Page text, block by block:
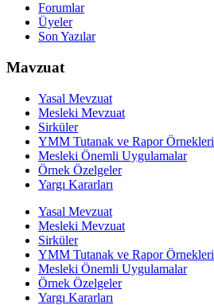
Forumlar
Üyeler
Son Yazılar
Mavzuat
Yasal Mevzuat
Mesleki Mevzuat
Sirküler
YMM Tutanak ve Rapor Örnekleri
Mesleki Önemli Uygulamalar
Örnek Özelgeler
Yargı Kararları
Yasal Mevzuat
Mesleki Mevzuat
Sirküler
YMM Tutanak ve Rapor Örnekleri
Mesleki Önemli Uygulamalar
Örnek Özelgeler
Yargı Kararları